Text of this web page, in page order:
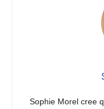
Sophie Morel cree